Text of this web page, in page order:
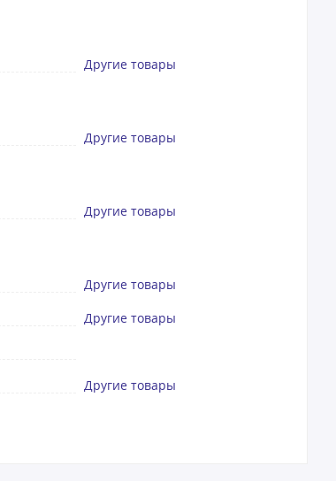
Другие товары
Другие товары
Другие товары
Другие товары
Другие товары
Другие товары